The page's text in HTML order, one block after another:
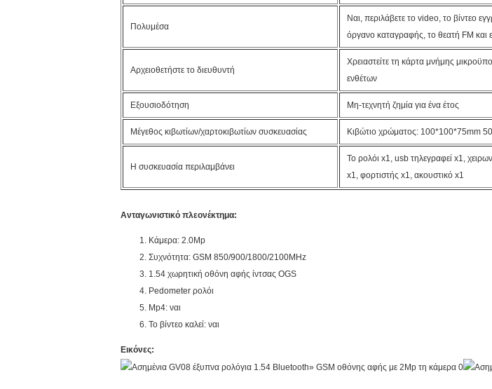
Πολυμέσα
Ναι, περιλάβετε το video, το βίντεο
όργανο καταγραφής, το θεατή FM και
Αρχειοθετήστε το διευθυντή
Χρειαστείτε τη κάρτα μνήμης
ενθέτων
Εξουσιοδότηση Μη-τεχνητή ζημία για ένα έτος
Μέγεθος κιβωτίων/χαρτοκιβωτίων συσκευασίας Κιβώτιο χρώματος: 100*100*75mm
Η συσκευασία περιλαμβάνει
Το ρολόι x1, usb τηλεγραφεί x1,
x1, φορτιστής x1, ακουστικό x1
Ανταγωνιστικό πλεονέκτημα:
Κάμερα: 2.0Mp
Συχνότητα: GSM 850/900/1800/2100MHz
1.54 χωρητική οθόνη αφής ίντσας OGS
Pedometer ρολόι
Mp4: ναι
Το βίντεο καλεί: ναι
Εικόνες: